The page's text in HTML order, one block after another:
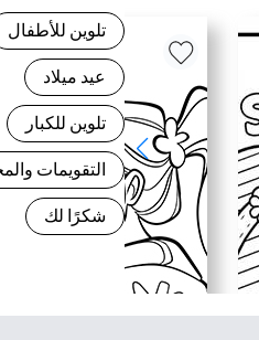
تلوين للأطفال
عيد ميلاد
تلوين للكبار
التقويمات
شكرًا لك